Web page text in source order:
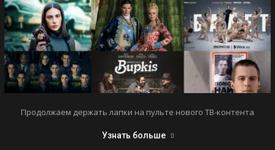
Продолжаем держать лапки на пульте нового ТВ-контента
Узнать больше